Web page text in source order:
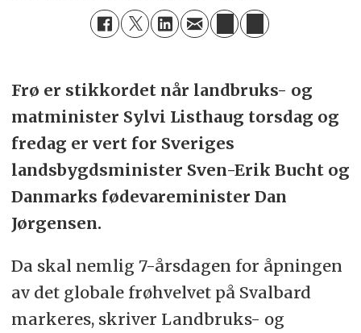
Frø er stikkordet når landbruks- og
matminister Sylvi Listhaug torsdag og
fredag er vert for Sveriges
landsbygdsminister Sven-Erik Bucht og
Danmarks fødevareminister Dan
Jørgensen.
Da skal nemlig 7-årsdagen for åpningen
av det globale frøhvelvet på Svalbard
markeres, skriver Landbruks- og